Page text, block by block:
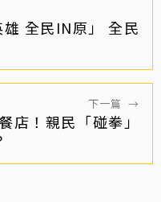
全民IN原」 全民
下一篇 →
店！親民「碰拳」